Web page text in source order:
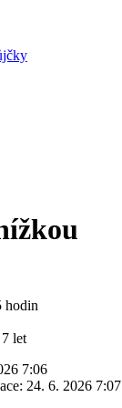
hodin
let
7:06
24. 6. 2026 7:07